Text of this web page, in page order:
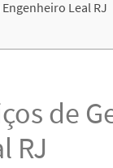
Leal RJ
de
RJ